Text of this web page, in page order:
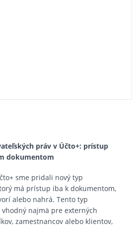
práv v Účto+: prístup
dokumentom
sme pridali nový typ
má prístup iba k dokumentom,
alebo nahrá. Tento typ
najmä pre externých
zamestnancov alebo klientov,